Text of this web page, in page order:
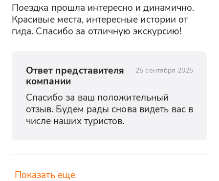
Поездка прошла интересно и динамично.
Красивые места, интересные истории от
гида. Спасибо за отличную экскурсию!
Ответ представителя
компании
25 сентября 2025
Спасибо за ваш положительный
отзыв. Будем рады снова видеть вас в
числе наших туристов.
Показать еще